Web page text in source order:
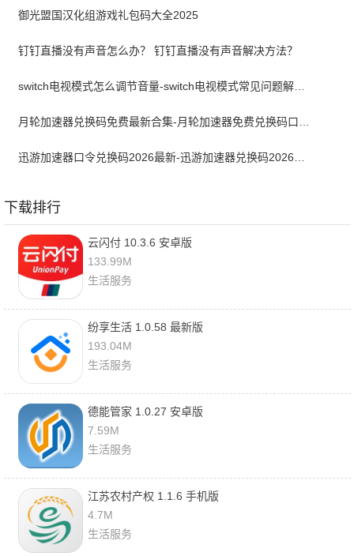
御光盟国汉化组游戏礼包码大全2025
钉钉直播没有声音怎么办？ 钉钉直播没有声音解决方法？
switch电视模式怎么调节音量-switch电视模式常见问题解决方案
下载排行
云闪付 10.3.6 安卓版
133.99M
生活服务
纷享生活 1.0.58 最新版
193.04M
生活服务
德能管家 1.0.27 安卓版
7.59M
生活服务
江苏农村产权 1.1.6 手机版
4.7M
生活服务